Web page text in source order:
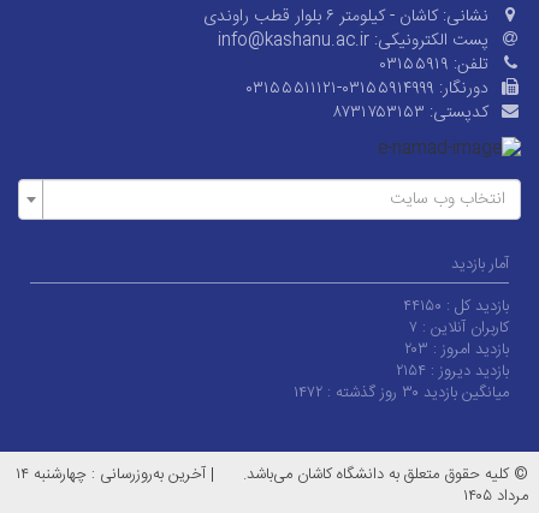
نشانی: کاشان - کیلومتر ۶ بلوار قطب راوندی
پست الکترونیکی: info@kashanu.ac.ir
تلفن: ۰۳۱۵۵۹۱۹
دورنگار: ۰۳۱۵۵۵۱۱۱۲۱-۰۳۱۵۵۹۱۴۹۹۹
کدپستی: ۸۷۳۱۷۵۳۱۵۳
انتخاب وب سایت
آمار بازدید
بازدید کل : ۴۴۱۵۰
کاربران آنلاین : ۷
بازدید امروز : ۲۰۳
بازدید دیروز : ۲۱۵۴
میانگین بازدید ۳۰ روز گذشته :
۱۴۷۲
© کلیه حقوق متعلق به دانشگاه کاشان می‌باشد. |
آخرین به‌روزرسانی : چهارشنبه ۱۴
مرداد ۱۴۰۵